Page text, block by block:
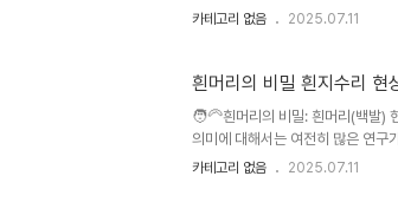
보호에 대한 사회적 요구 증가와 더
제공합니다. 특히, 다양한 설치 환
카테고리 없음 2025.07.11
흰머리의 비밀 흰지수리 현
🧑‍🦳흰머리의 비밀: 흰머리(백발)
의미에 대해서는 여전히 많은 연구
양 부족 등 다양한 요인과 관련이
카테고리 없음 2025.07.11